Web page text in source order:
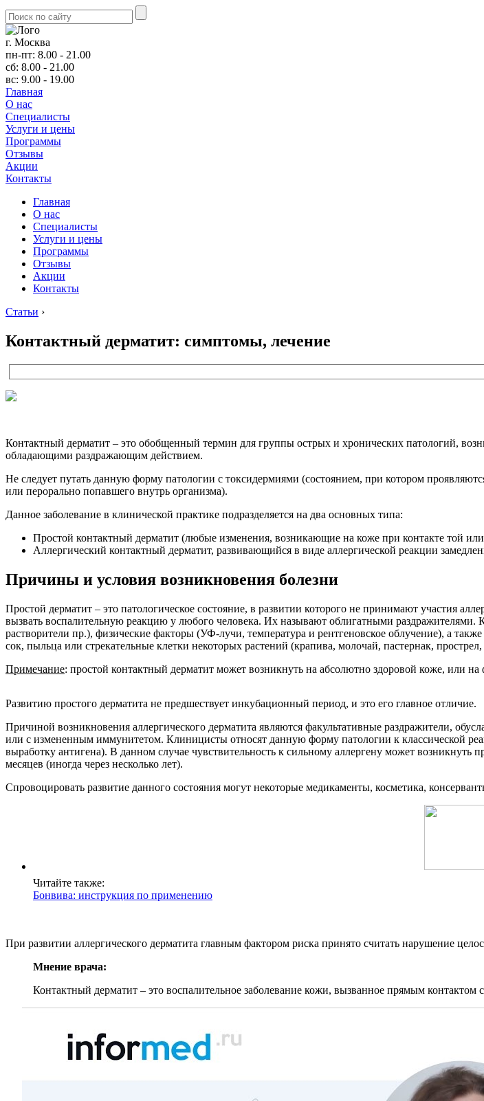
г. Москва
пн-пт: 8.00 - 21.00
сб: 8.00 - 21.00
вс: 9.00 - 19.00
Главная
О нас
Cпециалисты
Услуги и цены
Программы
Отзывы
Акции
Контакты
Главная
О нас
Cпециалисты
Услуги и цены
Программы
Отзывы
Акции
Контакты
Статьи ›
Контактный дерматит: симптомы, лечение
Контактный дерматит – это обобщенный термин для группы острых и хронических патологий,
обладающими раздражающим действием.
Не следует путать данную форму патологии с токсидермиями (состоянием, при котором
или перорально попавшего внутрь организма).
Данное заболевание в клинической практике подразделяется на два основных типа:
Простой контактный дерматит (любые изменения, возникающие на коже при контакте той
Аллергический контактный дерматит, развивающийся в виде аллергической реакции
Причины и условия возникновения болезни
Простой дерматит – это патологическое состояние, в развитии которого не принимают участия
вызвать воспалительную реакцию у любого человека. Их называют облигатными
растворители пр.), физические факторы (УФ-лучи, температура и рентгеновское облучение), а
сок, пыльца или стрекательные клетки некоторых растений (крапива, молочай, пастернак,
Примечание: простой контактный дерматит может возникнуть на абсолютно здоровой коже, или
Развитию простого дерматита не предшествует инкубационный период, и это его главное отличие.
Причиной возникновения аллергического дерматита являются факультативные раздражители,
или с измененным иммунитетом. Клиницисты относят данную форму патологии к классической
выработку антигена). В данном случае чувствительность к сильному аллергену может возникнуть
месяцев (иногда через несколько лет).
Спровоцировать развитие данного состояния могут некоторые медикаменты, косметика,
Читайте также:
Бонвива: инструкция по применению
При развитии аллергического дерматита главным фактором риска принято считать нарушение
Мнение врача:
Контактный дерматит – это воспалительное заболевание кожи, вызванное прямым контактом